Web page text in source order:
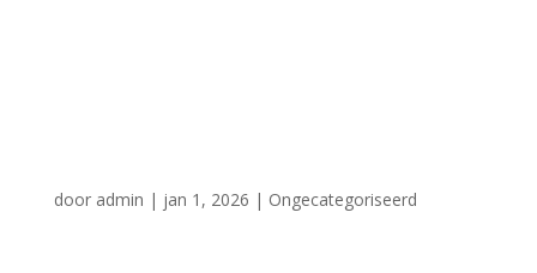
door admin | jan 1, 2026 | Ongecategoriseerd